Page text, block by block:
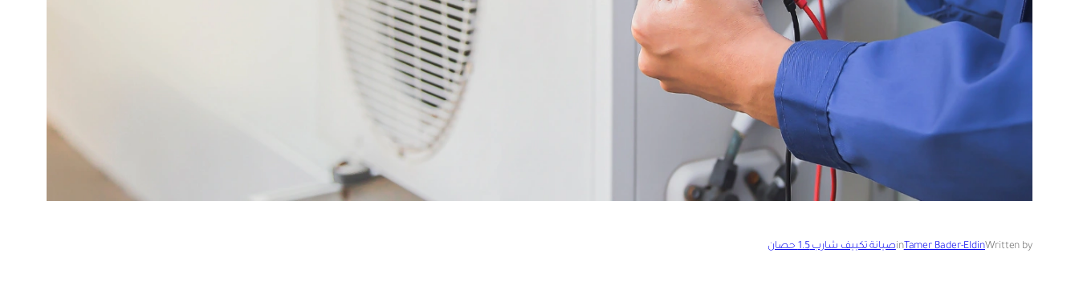
Written by
Tamer Bader-Eldin
inصيانة تكييف شارب 1.5 حصان